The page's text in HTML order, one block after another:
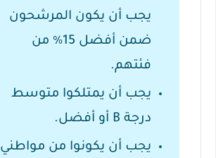
يجب أن يكون المرشحون
ضمن أفضل 15٪ من
فئتهم.
يجب أن يمتلكوا متوسط ​​
درجة B أو أفضل.
يجب أن يكونوا من مواطني